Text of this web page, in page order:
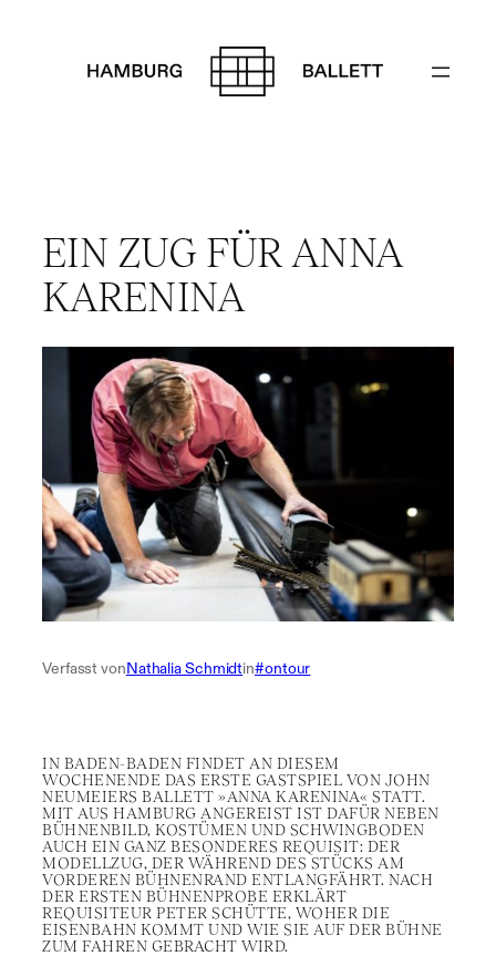
EIN ZUG FÜR ANNA
KARENINA
Verfasst vonNathalia Schmidtin#ontour
IN BADEN-BADEN FINDET AN DIESEM
WOCHENENDE DAS ERSTE GASTSPIEL VON JOHN
NEUMEIERS BALLETT »ANNA KARENINA« STATT.
MIT AUS HAMBURG ANGEREIST IST DAFÜR NEBEN
BÜHNENBILD, KOSTÜMEN UND SCHWINGBODEN
AUCH EIN GANZ BESONDERES REQUISIT: DER
MODELLZUG, DER WÄHREND DES STÜCKS AM
VORDEREN BÜHNENRAND ENTLANGFÄHRT. NACH
DER ERSTEN BÜHNENPROBE ERKLÄRT
REQUISITEUR PETER SCHÜTTE, WOHER DIE
EISENBAHN KOMMT UND WIE SIE AUF DER BÜHNE
ZUM FAHREN GEBRACHT WIRD.